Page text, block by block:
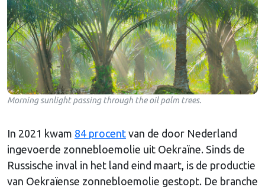
Morning sunlight passing through the oil palm trees.
In 2021 kwam 84 procent van de door Nederland
ingevoerde zonnebloemolie uit Oekraïne. Sinds de
Russische inval in het land eind maart, is de productie
van Oekraïense zonnebloemolie gestopt. De branche